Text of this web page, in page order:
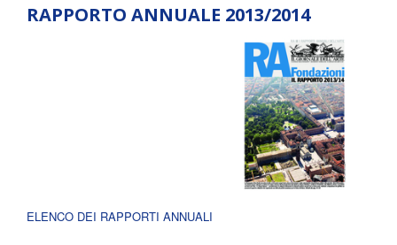
RAPPORTO ANNUALE 2013/2014
ELENCO DEI RAPPORTI ANNUALI